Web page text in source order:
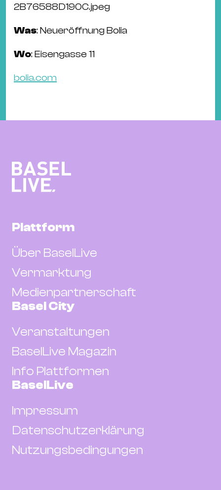
2B76588D190C.jpeg
Was: Neueröffnung Bolia
Wo: Eisengasse 11
bolia.com
Plattform
Über BaselLive
Vermarktung
Medienpartnerschaft
Basel City
Veranstaltungen
BaselLive Magazin
Info Plattformen
BaselLive
Impressum
Datenschutzerklärung
Nutzungsbedingungen